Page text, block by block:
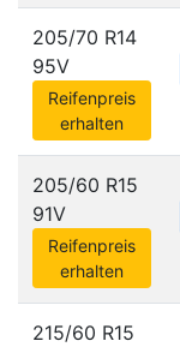
205/70 R14
95V
Reifenpreis
erhalten
205/60 R15
91V
Reifenpreis
erhalten
215/60 R15